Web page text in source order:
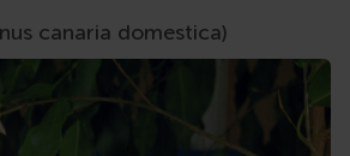
canaria domestica)